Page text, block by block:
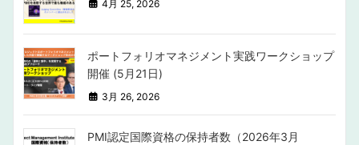
4月 25, 2026
ポートフォリオマネジメント実践ワークショップ
開催 (5月21日)
3月 26, 2026
PMI認定国際資格の保持者数（2026年3月